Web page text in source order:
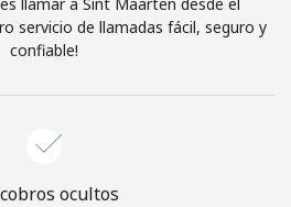
¡Hola!
servicio de llamadas fácil, seguro y
confiable!
ocultos